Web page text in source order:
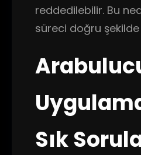
reddedilebilir. Bu
süreci doğru
Sık